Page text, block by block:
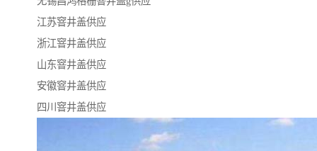
江苏窨井盖供应
浙江窨井盖供应
山东窨井盖供应
安徽窨井盖供应
四川窨井盖供应